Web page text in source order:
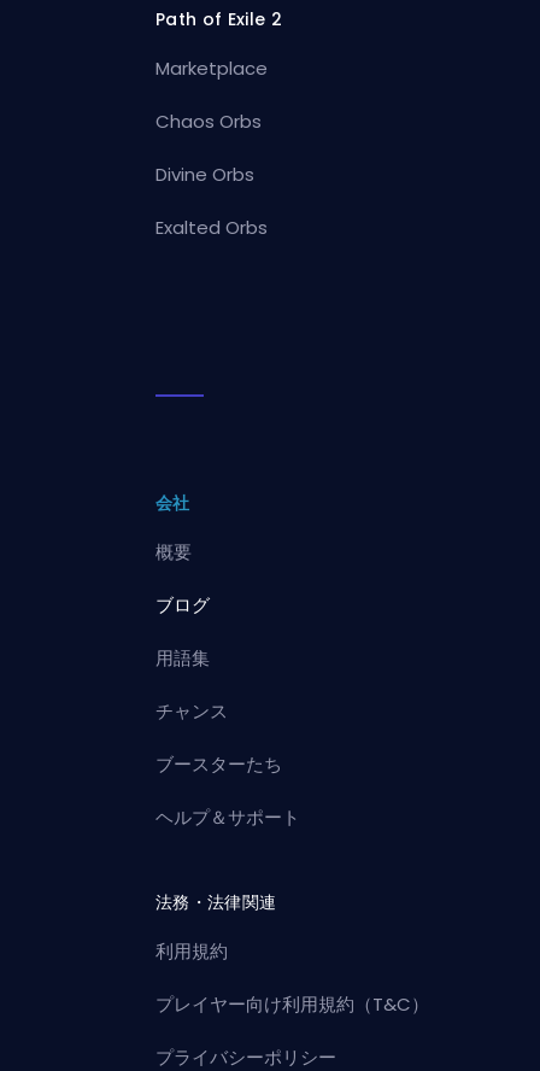
Path of Exile 2
Marketplace
Chaos Orbs
Divine Orbs
Exalted Orbs
会社
概要
ブログ
用語集
チャンス
ブースターたち
ヘルプ＆サポート
法務・法律関連
利用規約
プレイヤー向け利用規約（T&C）
プライバシーポリシー